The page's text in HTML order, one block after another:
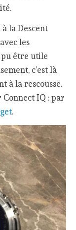
la Descent
les
être utile
c’est là
à la rescousse.
IQ : par
.